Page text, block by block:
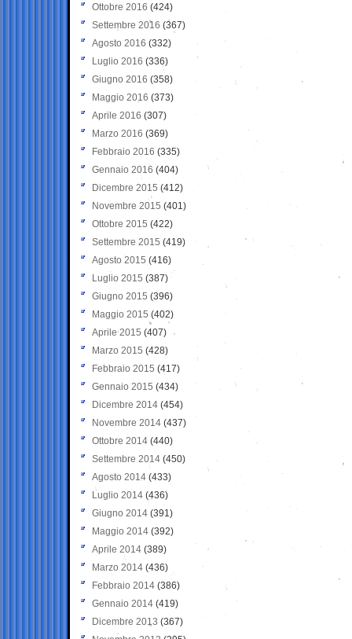
Ottobre 2016 (424)
Settembre 2016 (367)
Agosto 2016 (332)
Luglio 2016 (336)
Giugno 2016 (358)
Maggio 2016 (373)
Aprile 2016 (307)
Marzo 2016 (369)
Febbraio 2016 (335)
Gennaio 2016 (404)
Dicembre 2015 (412)
Novembre 2015 (401)
Ottobre 2015 (422)
Settembre 2015 (419)
Agosto 2015 (416)
Luglio 2015 (387)
Giugno 2015 (396)
Maggio 2015 (402)
Aprile 2015 (407)
Marzo 2015 (428)
Febbraio 2015 (417)
Gennaio 2015 (434)
Dicembre 2014 (454)
Novembre 2014 (437)
Ottobre 2014 (440)
Settembre 2014 (450)
Agosto 2014 (433)
Luglio 2014 (436)
Giugno 2014 (391)
Maggio 2014 (392)
Aprile 2014 (389)
Marzo 2014 (436)
Febbraio 2014 (386)
Gennaio 2014 (419)
Dicembre 2013 (367)